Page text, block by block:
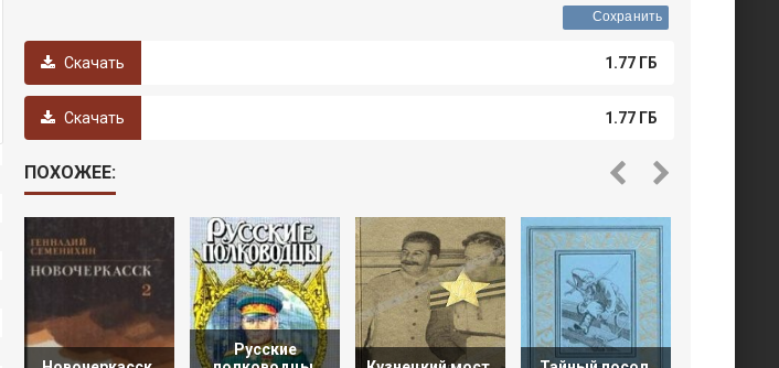
Сохранить
Скачать 1.77 ГБ
Скачать 1.77 ГБ
ПОХОЖЕЕ:
Русские